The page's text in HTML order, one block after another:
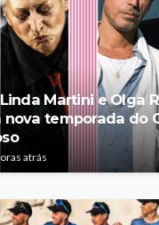
Martini e Olga
nova temporada do
atrás